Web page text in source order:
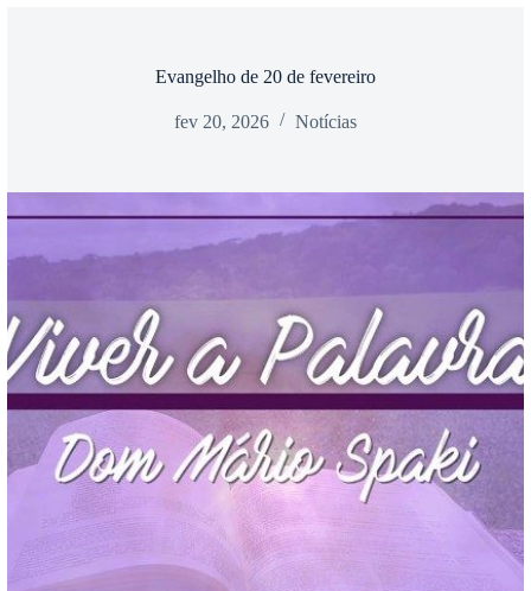
Evangelho de 20 de fevereiro
fev 20, 2026 Notícias